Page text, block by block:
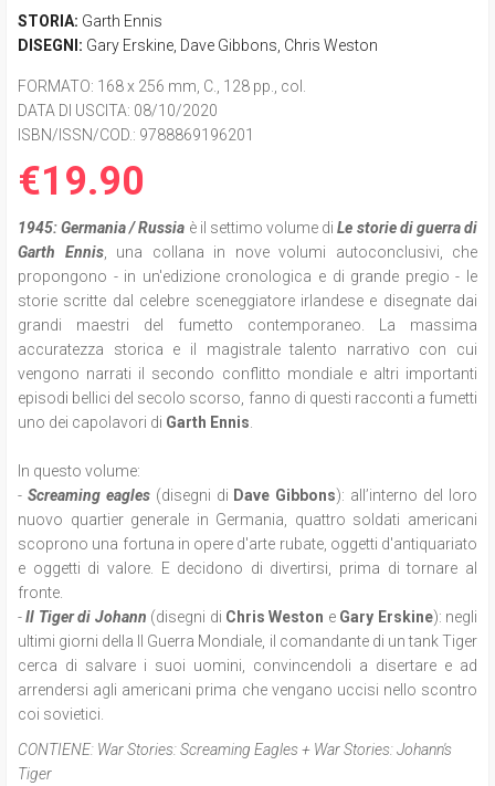
STORIA: Garth Ennis
DISEGNI: Gary Erskine Dave Gibbons Chris Weston
FORMATO: 168 x 256 mm, C., 128 pp., col.
DATA DI USCITA: 08/10/2020
ISBN/ISSN/COD.: 9788869196201
€19.90
1945: Germania / Russia è il settimo volume diLe storie di guerra di
Garth Ennis, una collana in nove volumi autoconclusivi, che
propongono - in un'edizione cronologica e di grande pregio - le
storie scritte dal celebre sceneggiatore irlandese e disegnate dai
grandi maestri del fumetto contemporaneo. La massima
accuratezza storica e il magistrale talento narrativo con cui
vengono narrati il secondo conflitto mondiale e altri importanti
episodi bellici del secolo scorso, fanno di questi racconti a fumetti
uno dei capolavori di Garth Ennis
In questo volume:
- Screaming eagles (disegni di Dave Gibbons): a ll’interno del loro
nuovo quartier generale in Germania, quattro soldati americani
scoprono una fortuna in opere d'arte rubate, oggetti d'antiquariato
e oggetti di valore. E decidono di divertirsi, prima di tornare al
fronte.
-Il Tiger di Johann (disegni di Chris Weston e Gary Erskine): negli
ultimi giorni della II Guerra Mondiale, il comandante di un tank Tiger
cerca di salvare i suoi uomini, convincendoli a disertare e ad
arrendersi agli americani prima che vengano uccisi nello scontro
coi sovietici.
CONTIENE: War Stories: Screaming Eagles + War Stories: Johann's
Tiger